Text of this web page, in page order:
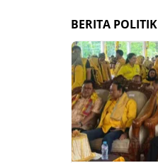
BERITA POLITIK